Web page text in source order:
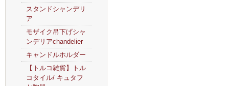
スタンドシャンデリ
ア
モザイク吊下げシャ
ンデリアchandelier
キャンドルホルダー
【トルコ雑貨】トル
コタイル/ キュタフ